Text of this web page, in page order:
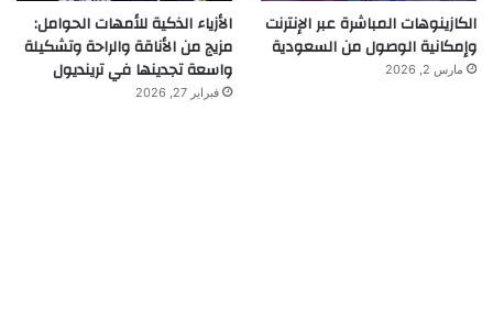
الكازينوهات المباشرة عبر الإنترنت
وإمكانية الوصول من السعودية
مارس 2, 2026
الأزياء الذكية للأمهات الحوامل:
مزيج من الأناقة والراحة وتشكيلة
واسعة تجدينها في ترينديول
فبراير 27, 2026